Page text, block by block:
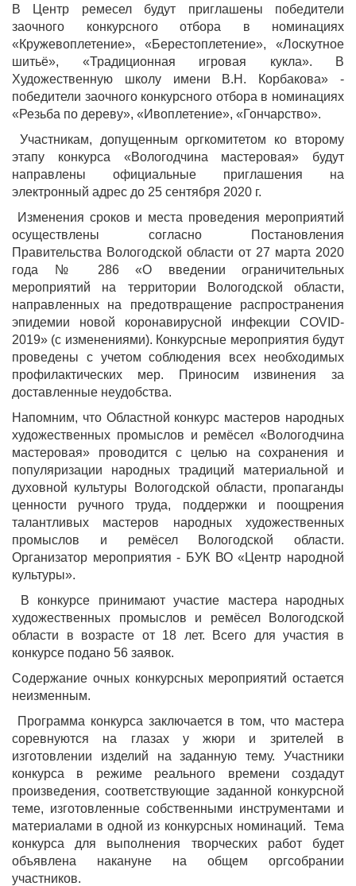
В Центр ремесел будут приглашены победители
заочного конкурсного отбора в номинациях
«Кружевоплетение», «Берестоплетение», «Лоскутное
шитьё», «Традиционная игровая кукла». В
Художественную школу имени В.Н. Корбакова» -
победители заочного конкурсного отбора в номинациях
«Резьба по дереву», «Ивоплетение», «Гончарство».
Участникам, допущенным оргкомитетом ко второму
этапу конкурса «Вологодчина мастеровая» будут
направлены официальные приглашения на
электронный адрес до 25 сентября 2020 г.
Изменения сроков и места проведения мероприятий
осуществлены согласно Постановления
Правительства Вологодской области от 27 марта 2020
года № 286 «О введении ограничительных
мероприятий на территории Вологодской области,
направленных на предотвращение распространения
эпидемии новой коронавирусной инфекции COVID-
2019» (с изменениями). Конкурсные мероприятия будут
проведены с учетом соблюдения всех необходимых
профилактических мер. Приносим извинения за
доставленные неудобства.
Напомним, что Областной конкурс мастеров народных
художественных промыслов и ремёсел «Вологодчина
мастеровая» проводится с целью на сохранения и
популяризации народных традиций материальной и
духовной культуры Вологодской области, пропаганды
ценности ручного труда, поддержки и поощрения
талантливых мастеров народных художественных
промыслов и ремёсел Вологодской области.
Организатор мероприятия - БУК ВО «Центр народной
культуры».
В конкурсе принимают участие мастера народных
художественных промыслов и ремёсел Вологодской
области в возрасте от 18 лет. Всего для участия в
конкурсе подано 56 заявок.
Содержание очных конкурсных мероприятий остается
неизменным.
Программа конкурса заключается в том, что мастера
соревнуются на глазах у жюри и зрителей в
изготовлении изделий на заданную тему. Участники
конкурса в режиме реального времени создадут
произведения, соответствующие заданной конкурсной
теме, из­готовленные собственными инструментами и
материалами в одной из конкурсных номинаций. Тема
конкурса для выполнения творческих работ будет
объявлена накануне на общем оргсобрании
участников.